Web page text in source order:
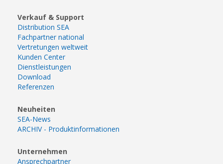
Verkauf & Support
Distribution SEA
Fachpartner national
Vertretungen weltweit
Kunden Center
Dienstleistungen
Download
Referenzen
Neuheiten
SEA-News
ARCHIV - Produktinformationen
Unternehmen
Ansprechpartner